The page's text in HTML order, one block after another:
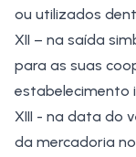
ou utilizados
XII – na saída
para as suas
estabelecimento
XIII - na data do
da mercadoria